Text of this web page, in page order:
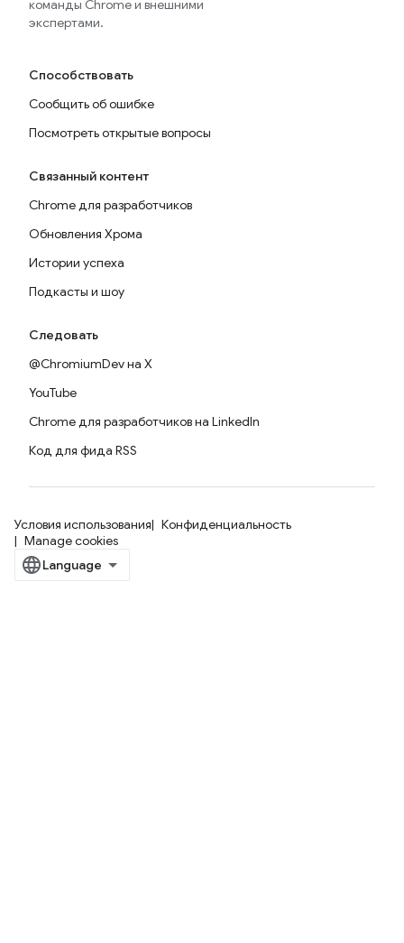
команды Chrome и внешними
экспертами.
Способствовать
Сообщить об ошибке
Посмотреть открытые вопросы
Связанный контент
Chrome для разработчиков
Обновления Хрома
Истории успеха
Подкасты и шоу
Следовать
@ChromiumDev на X
YouTube
Chrome для разработчиков на LinkedIn
Код для фида RSS
Условия использования
Конфиденциальность
Manage cookies